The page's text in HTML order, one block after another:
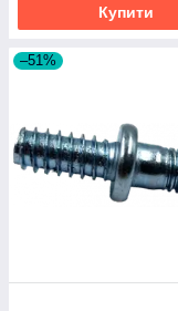
Купити
–51%